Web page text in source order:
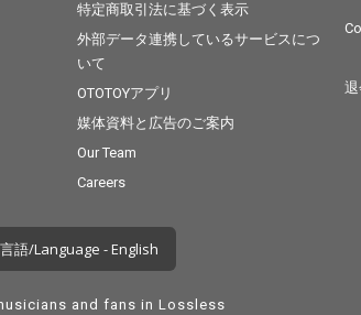
特定商取引法に基づく表示
外部データ連携しているサービスにつ
いて
OTOTOYアプリ
媒体資料と広告のご案内
Our Team
Careers
退
語/Language - English
and fans in Lossless